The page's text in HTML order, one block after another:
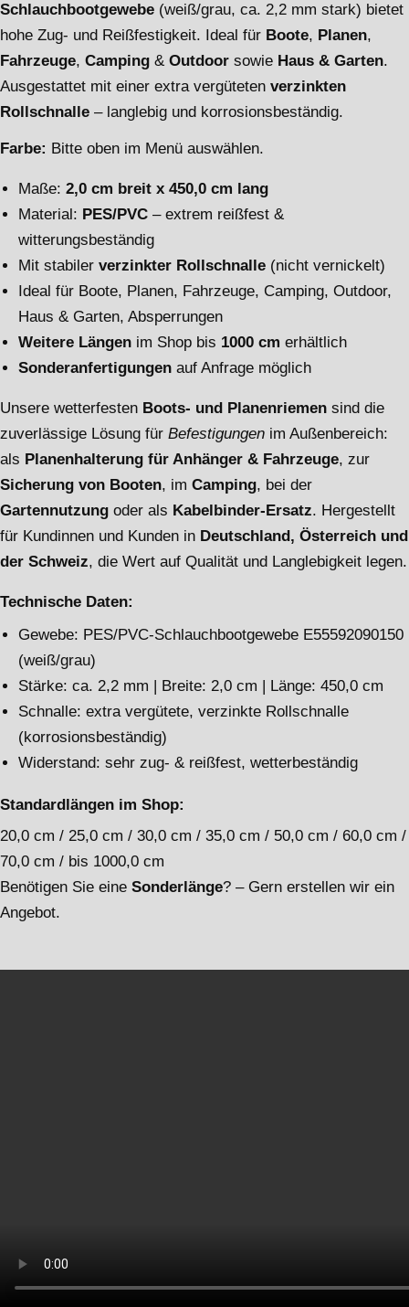
Schlauchbootgewebe (weiß/grau, ca. 2,2 mm stark) bietet
hohe Zug- und Reißfestigkeit. Ideal für Boote, Planen,
Fahrzeuge, Camping & Outdoor sowie Haus & Garten.
Ausgestattet mit einer extra vergüteten verzinkten
Rollschnalle – langlebig und korrosionsbeständig.
Farbe: Bitte oben im Menü auswählen.
Maße: 2,0 cm breit x 450,0 cm lang
Material: PES/PVC – extrem reißfest &
witterungsbeständig
Mit stabiler verzinkter Rollschnalle (nicht vernickelt)
Ideal für Boote, Planen, Fahrzeuge, Camping, Outdoor,
Haus & Garten, Absperrungen
Weitere Längen im Shop bis 1000 cm erhältlich
Sonderanfertigungen auf Anfrage möglich
Unsere wetterfesten Boots- und Planenriemen sind die
zuverlässige Lösung für Befestigungen im Außenbereich:
als Planenhalterung für Anhänger & Fahrzeuge, zur
Sicherung von Booten, im Camping, bei der
Gartennutzung oder als Kabelbinder-Ersatz. Hergestellt
für Kundinnen und Kunden in Deutschland, Österreich und
der Schweiz, die Wert auf Qualität und Langlebigkeit legen.
Technische Daten:
Gewebe: PES/PVC-Schlauchbootgewebe E55592090150
(weiß/grau)
Stärke: ca. 2,2 mm | Breite: 2,0 cm | Länge: 450,0 cm
Schnalle: extra vergütete, verzinkte Rollschnalle
(korrosionsbeständig)
Widerstand: sehr zug- & reißfest, wetterbeständig
Standardlängen im Shop:
20,0 cm / 25,0 cm / 30,0 cm / 35,0 cm / 50,0 cm / 60,0 cm /
70,0 cm / bis 1000,0 cm
Benötigen Sie eine Sonderlänge? – Gern erstellen wir ein
Angebot.